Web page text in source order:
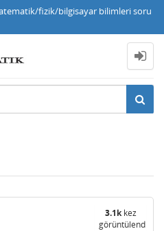
fizik/bilgisayar bilimleri soru
3.1kkez
görüntülendi